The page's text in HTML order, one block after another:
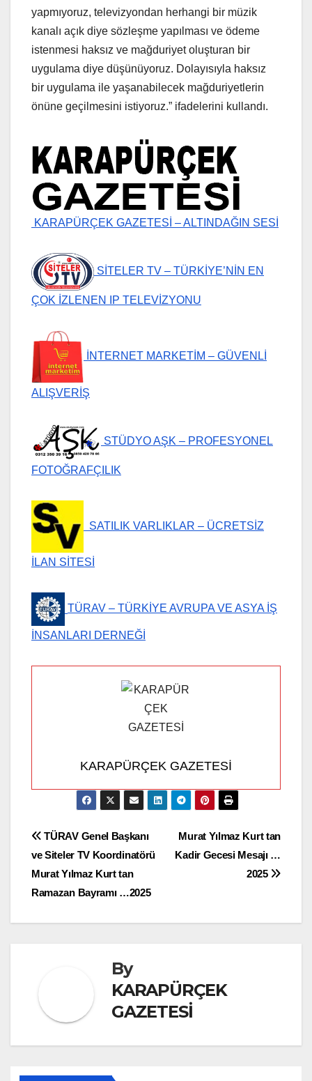
yapmıyoruz, televizyondan herhangi bir müzik
kanalı açık diye sözleşme yapılması ve ödeme
istenmesi haksız ve mağduriyet oluşturan bir
uygulama diye düşünüyoruz. Dolayısıyla haksız
bir uygulama ile yaşanabilecek mağduriyetlerin
önüne geçilmesini istiyoruz.” ifadelerini kullandı.
KARAPÜRÇEK GAZETESİ – ALTINDAĞIN SESİ
SİTELER TV – TÜRKİYE’NİN EN
ÇOK İZLENEN IP TELEVİZYONU
İNTERNET MARKETİM – GÜVENLİ
ALIŞVERİŞ
STÜDYO AŞK – PROFESYONEL
FOTOĞRAFÇILIK
SATILIK VARLIKLAR – ÜCRETSİZ
İLAN SİTESİ
TÜRAV – TÜRKİYE AVRUPA VE ASYA İŞ
İNSANLARI DERNEĞİ
KARAPÜRÇEK GAZETESİ
Yazı
gezinmesi
Murat Yılmaz Kurt tan
Kadir Gecesi Mesajı …
2025
TÜRAV Genel Başkanı
ve Siteler TV Koordinatörü
Murat Yılmaz Kurt tan
Ramazan Bayramı …2025
By
KARAPÜRÇEK
GAZETESİ